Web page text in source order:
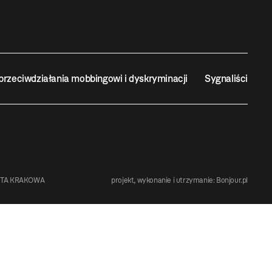
mobbingowi i dyskryminacji Sygnaliści
KRAKOWA projekt, wykonanie i utrzymanie: Bonjour.pl